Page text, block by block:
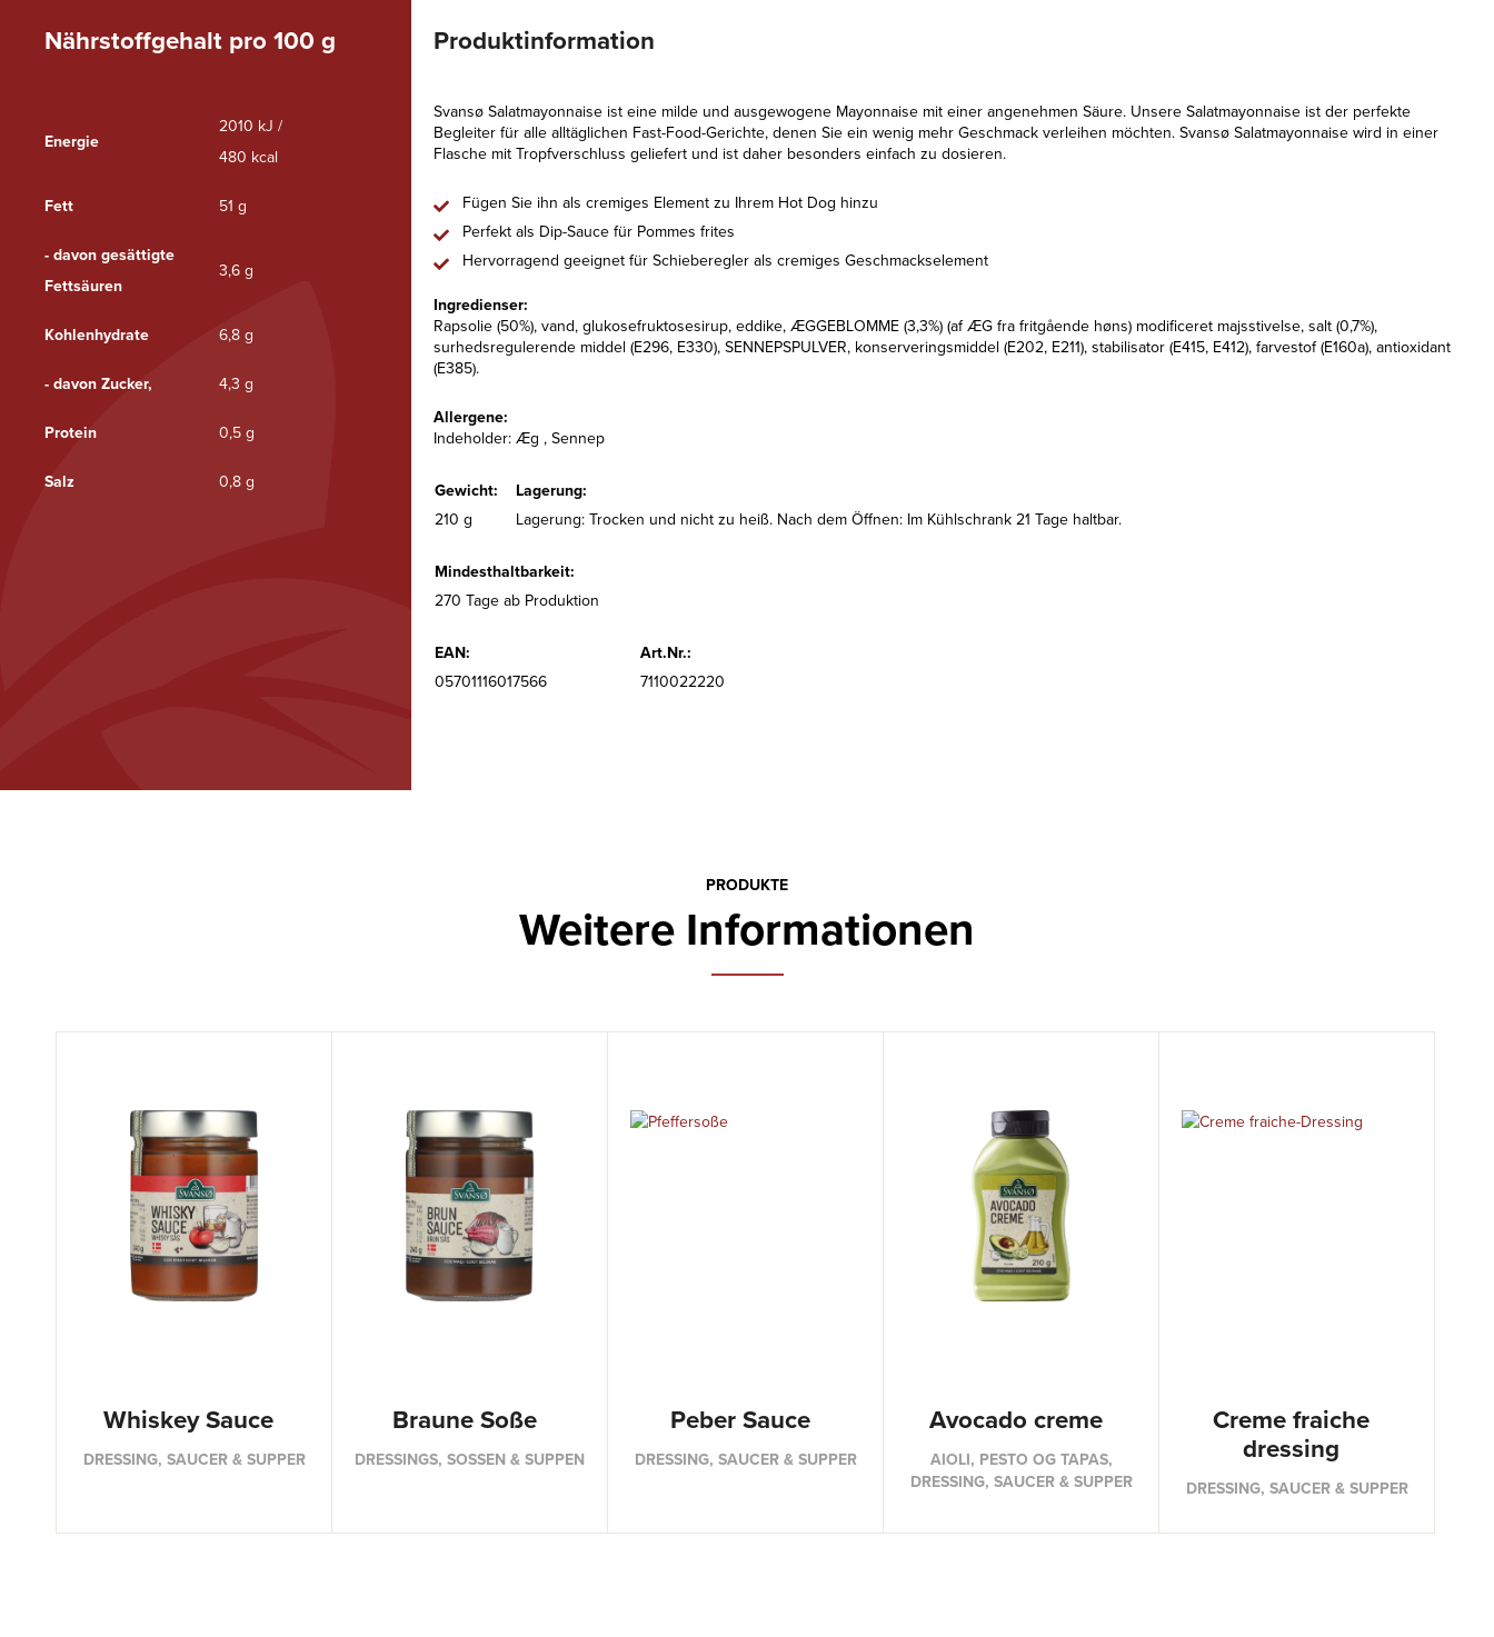
Nährstoffgehalt pro 100 g
Energie
2010 kJ /
480 kcal
Fett 51 g
- davon gesättigte
Fettsäuren
3,6 g
Kohlenhydrate 6,8 g
- davon Zucker, 4,3 g
Protein 0,5 g
Salz 0,8 g
Produktinformation
Svansø Salatmayonnaise ist eine milde und ausgewogene Mayonnaise mit einer angenehmen Säure. Unsere Salatmayonnaise ist der perfekte
Begleiter für alle alltäglichen Fast-Food-Gerichte, denen Sie ein wenig mehr Geschmack verleihen möchten. Svansø Salatmayonnaise wird in einer
Flasche mit Tropfverschluss geliefert und ist daher besonders einfach zu dosieren.
Fügen Sie ihn als cremiges Element zu Ihrem Hot Dog hinzu
Perfekt als Dip-Sauce für Pommes frites
Hervorragend geeignet für Schieberegler als cremiges Geschmackselement
Ingredienser:
Rapsolie (50%), vand, glukosefruktosesirup, eddike, ÆGGEBLOMME (3,3%) (af ÆG fra fritgående høns) modificeret majsstivelse, salt (0,7%),
surhedsregulerende middel (E296, E330), SENNEPSPULVER, konserveringsmiddel (E202, E211), stabilisator (E415, E412), farvestof (E160a), antioxidant
(E385).
Allergene:
Indeholder: Æg , Sennep
Gewicht:
Lagerung:
210 g
Lagerung: Trocken und nicht zu heiß. Nach dem Öffnen: Im Kühlschrank 21 Tage haltbar.
Mindesthaltbarkeit:
270 Tage ab Produktion
EAN:
Art.Nr.:
05701116017566
7110022220
PRODUKTE
Weitere Informationen
Whiskey Sauce
DRESSING, SAUCER & SUPPER
Braune Soße
DRESSINGS, SOSSEN & SUPPEN
Peber Sauce
DRESSING, SAUCER & SUPPER
Avocado creme
AIOLI, PESTO OG TAPAS,
DRESSING, SAUCER & SUPPER
Creme fraiche
dressing
DRESSING, SAUCER & SUPPER